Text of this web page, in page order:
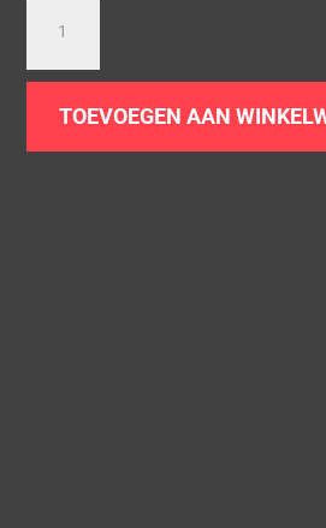
Scirocco
|
TOEVOEGEN AAN